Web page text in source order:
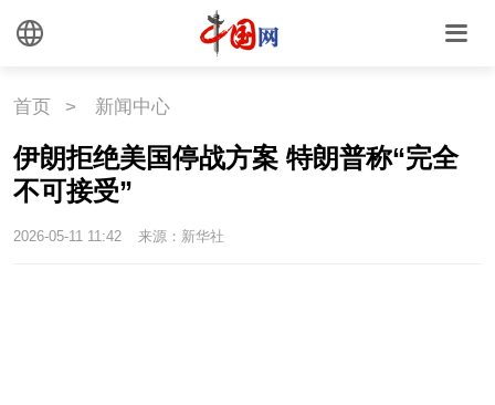
首页 > 新闻中心
伊朗拒绝美国停战方案 特朗普称“完全
不可接受”
2026-05-11 11:42 来源：新华社